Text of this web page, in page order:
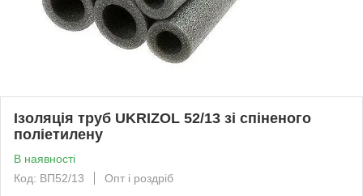
Ізоляція труб UKRIZOL 52/13 зі спіненого
поліетилену
В наявності
Код: ВП52/13
Опт і роздріб